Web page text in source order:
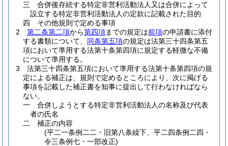
三
合併後存続する特定非営利活動法人又は合併によって
設立する特定非営利活動法人の定款に記載された目的
四
その他規則で定める事項
2
第二条第二項から第四項までの規定は前項の申請書に添付
する書類について、 同条第五項の規定は法第三十四条第五
項において準用する法第十条第四項に規定する軽微な不備
について準用する。
3
法第三十四条第五項において準用する法第十条第四項の規
定による補正は、規則で定めるところにより、次に掲げる
事項を記載した補正書を知事に提出して行わなければなら
ない。
一
合併しようとする特定非営利活動法人の名称及び代表
者の氏名
二
補正の内容
(平二一条例二二・旧第八条繰下、平二四条例二四・
令三条例七・一部改正)